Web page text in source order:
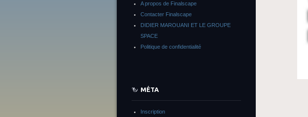
A propos de Finalscape
Contacter Finalscape
DIDIER MAROUANI ET LE GROUPE
SPACE
Politique de confidentialité
MÉTA
Inscription